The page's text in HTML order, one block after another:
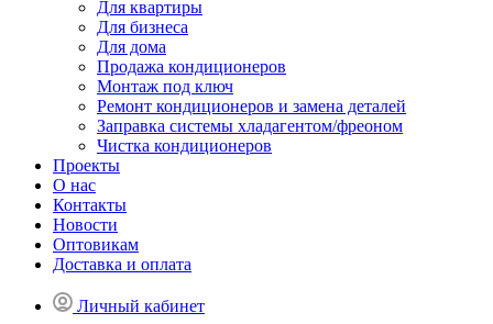
Для квартиры
Для бизнеса
Для дома
Продажа кондиционеров
Монтаж под ключ
Ремонт кондиционеров и замена деталей
Заправка системы хладагентом/фреоном
Чистка кондиционеров
Проекты
О нас
Контакты
Новости
Оптовикам
Доставка и оплата
Личный кабинет